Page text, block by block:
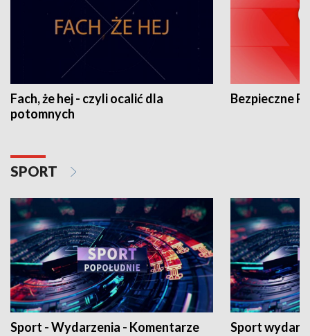
Fach, że hej - czyli ocalić dla
potomnych
Bezpieczne
SPORT
Sport - Wydarzenia - Komentarze Sport